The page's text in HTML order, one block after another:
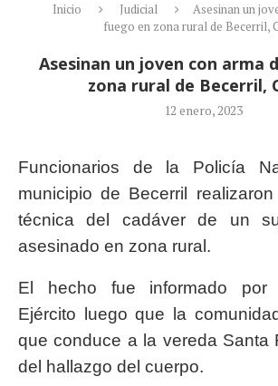
Inicio Judicial
Asesinan un
fuego en zona rural de Becerril,
Asesinan un joven con arma
zona rural de Becerril,
12 enero, 2023
Funcionarios de la Policía
municipio de Becerril
técnica del cadáver de un
asesinado en zona rural.
El hecho fue informado por
Ejército luego que la
que conduce a la vereda Santa
del hallazgo del cuerpo.